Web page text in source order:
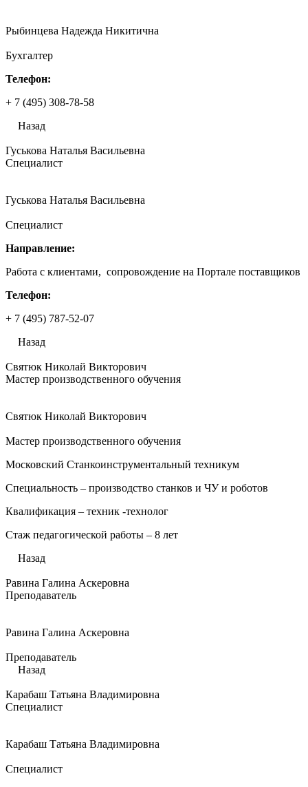
Рыбинцева Надежда Никитична
Бухгалтер
Телефон:
+ 7 (495) 308-78-58
Назад
Гуськова Наталья Васильевна
Специалист
Гуськова Наталья Васильевна
Специалист
Направление:
Работа с клиентами, сопровождение на Портале поставщиков
Телефон:
+ 7 (495) 787-52-07
Назад
Святюк Николай Викторович
Мастер производственного обучения
Святюк Николай Викторович
Мастер производственного обучения
Московский Станкоинструментальный техникум
Специальность – производство станков и ЧУ и роботов
Квалификация – техник -технолог
Стаж педагогической работы – 8 лет
Назад
Равина Галина Аскеровна
Преподаватель
Равина Галина Аскеровна
Преподаватель
Назад
Карабаш Татьяна Владимировна
Специалист
Карабаш Татьяна Владимировна
Специалист